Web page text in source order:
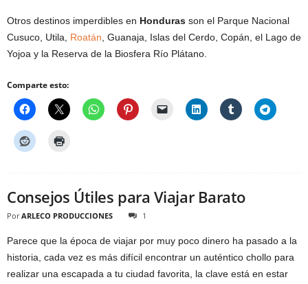
Otros destinos imperdibles en Honduras son el Parque Nacional
Cusuco, Utila, Roatán, Guanaja, Islas del Cerdo, Copán, el Lago de
Yojoa y la Reserva de la Biosfera Río Plátano.
Comparte esto:
Consejos Útiles para Viajar Barato
Por ARLECO PRODUCCIONES 1
Parece que la época de viajar por muy poco dinero ha pasado a la
historia, cada vez es más difícil encontrar un auténtico chollo para
realizar una escapada a tu ciudad favorita, la clave está en estar